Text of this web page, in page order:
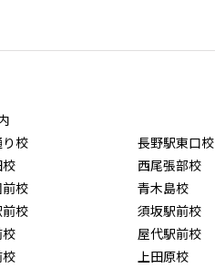
校
長野駅東口校
西尾張部校
校
青木島校
校
須坂駅前校
屋代駅前校
上田原校